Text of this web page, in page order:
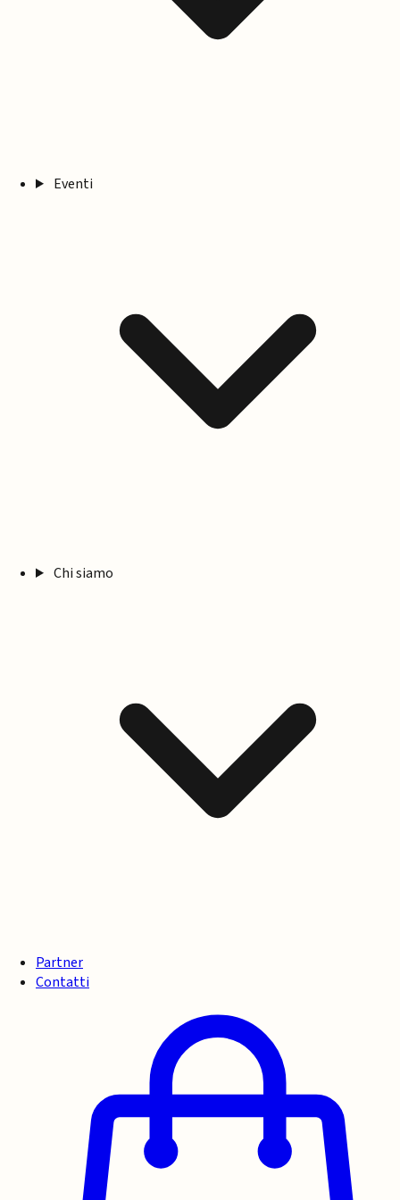
Eventi
Chi siamo
Partner
Contatti